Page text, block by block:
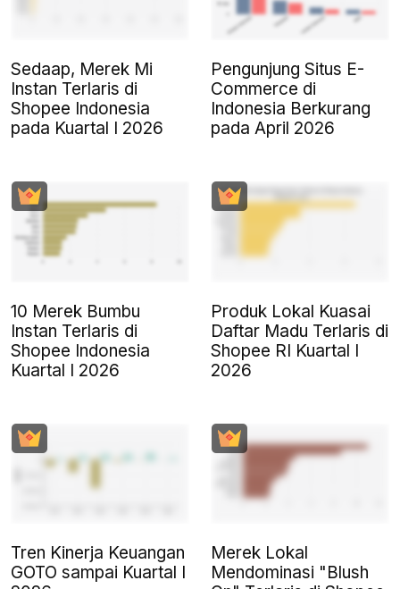
Sedaap, Merek Mi
Instan Terlaris di
Shopee Indonesia
pada Kuartal I 2026
Pengunjung Situs E-
Commerce di
Indonesia Berkurang
pada April 2026
10 Merek Bumbu
Instan Terlaris di
Shopee Indonesia
Kuartal I 2026
Produk Lokal Kuasai
Daftar Madu Terlaris di
Shopee RI Kuartal I
2026
Tren Kinerja Keuangan
GOTO sampai Kuartal I
Merek Lokal
Mendominasi "Blush